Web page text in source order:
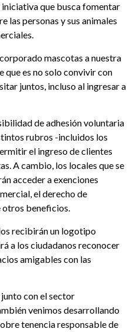
iniciativa que busca fomentar
las personas y sus animales
mascotas a nuestra
es no solo convivir con
juntos, incluso al ingresar a
de adhesión voluntaria
rubros -incluidos los
el ingreso de clientes
A cambio, los locales que se
acceder a exenciones
el derecho de
otros beneficios.
recibirán un logotipo
a los ciudadanos reconocer
amigables con las
con el sector
venimos desarrollando
tenencia responsable de